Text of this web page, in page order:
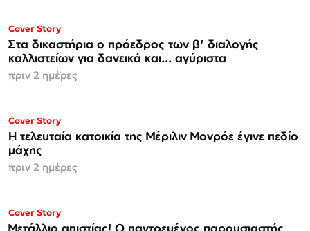
Cover Story
Στα δικαστήρια ο πρόεδρος των β' διαλογής
καλλιστείων για δανεικά και... αγύριστα
πριν 2 ημέρες
Cover Story
Η τελευταία κατοικία της Μέριλιν Μονρόε έγινε πεδίο
μάχης
πριν 2 ημέρες
ΜΟΝΟ ΣΤΗΝ
Espresso
Cover Story
Μετάλλιο απιστίας! Ο παντρεμένος παρουσιαστής